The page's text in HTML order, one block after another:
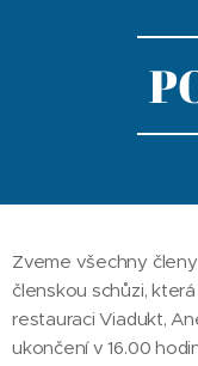
Zveme všechny
členskou schůzi, která
restauraci Viadukt,
ukončení v 16.00